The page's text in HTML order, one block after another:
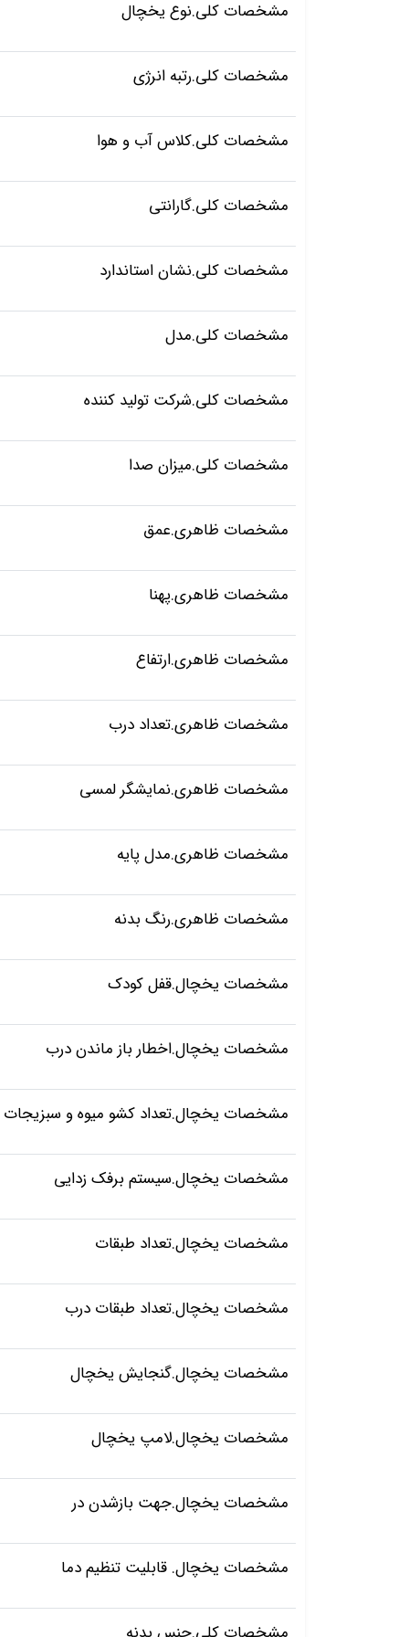
مشخصات کلی.نوع یخچال
مشخصات کلی.رتبه انرژی
مشخصات کلی.کلاس آب و هوا
مشخصات کلی.گارانتی
مشخصات کلی.نشان استاندارد
مشخصات کلی.مدل
مشخصات کلی.شرکت تولید کننده
مشخصات کلی.میزان صدا
مشخصات ظاهری.عمق
مشخصات ظاهری.پهنا
مشخصات ظاهری.ارتفاع
مشخصات ظاهری.تعداد درب
مشخصات ظاهری.نمایشگر لمسی
مشخصات ظاهری.مدل پایه
مشخصات ظاهری.رنگ بدنه
مشخصات یخچال.قفل کودک
مشخصات یخچال.اخطار باز ماندن درب
مشخصات یخچال.تعداد کشو میوه و سبزیجات
مشخصات یخچال.سیستم برفک زدایی
مشخصات یخچال.تعداد طبقات
مشخصات یخچال.تعداد طبقات درب
مشخصات یخچال.گنجایش یخچال
مشخصات یخچال.لامپ یخچال
مشخصات یخچال.جهت بازشدن در
مشخصات یخچال. قابلیت تنظیم دما